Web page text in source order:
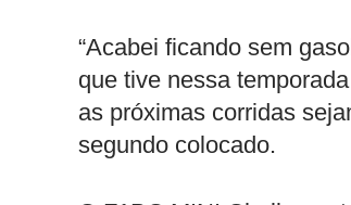
“Acabei ficando sem
que tive nessa
as próximas corridas
segundo colocado.